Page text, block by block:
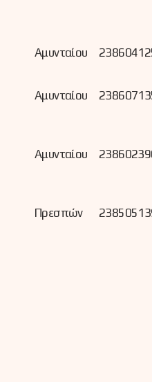
Αμυνταίου
Αμυνταίου
Αμυνταίου
Πρεσπών